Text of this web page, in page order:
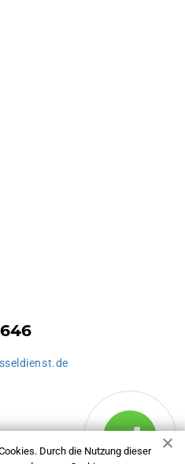
Durch die Nutzung dieser